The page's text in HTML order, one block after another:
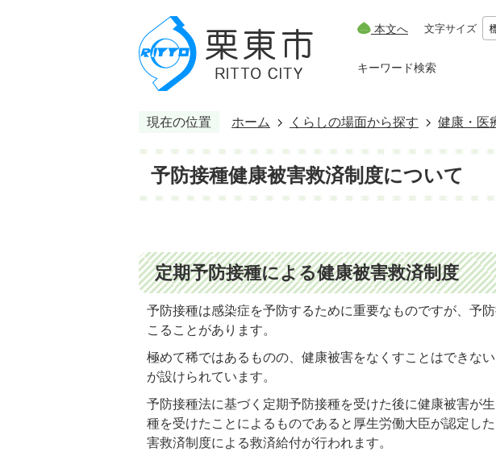
本文へ 文字サイズ
キーワード検索
現在の位置 ホーム くらしの場面から探す 健康・医
予防接種健康被害救済制度について
定期予防接種による健康被害救済制度
予防接種は感染症を予防するために重要なものですが、予
こることがあります。
極めて稀ではあるものの、健康被害をなくすことはできな
が設けられています。
予防接種法に基づく定期予防接種を受けた後に健康被害が
種を受けたことによるものであると厚生労働大臣が認定し
害救済制度による救済給付が行われます。